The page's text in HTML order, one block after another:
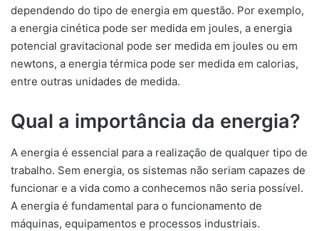
dependendo do tipo de energia em questão. Por exemplo,
a energia cinética pode ser medida em joules, a energia
potencial gravitacional pode ser medida em joules ou em
newtons, a energia térmica pode ser medida em calorias,
entre outras unidades de medida.
Qual a importância da energia?
A energia é essencial para a realização de qualquer tipo de
trabalho. Sem energia, os sistemas não seriam capazes de
funcionar e a vida como a conhecemos não seria possível.
A energia é fundamental para o funcionamento de
máquinas, equipamentos e processos industriais.